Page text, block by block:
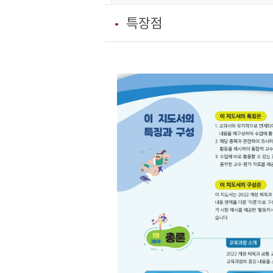
특장점